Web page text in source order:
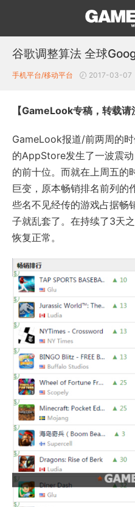
谷歌调整算法 全球
手机平台/移动平台 2017-03-07
【GameLook专稿，转载请
GameLook报道/前两周的
的AppStore发生了一波震
的前十位。而就在上周五的
巨变，原本畅销排名前列的
些名不见经传的游戏占据畅
子就乱套了。在持续了3天
恢复正常。